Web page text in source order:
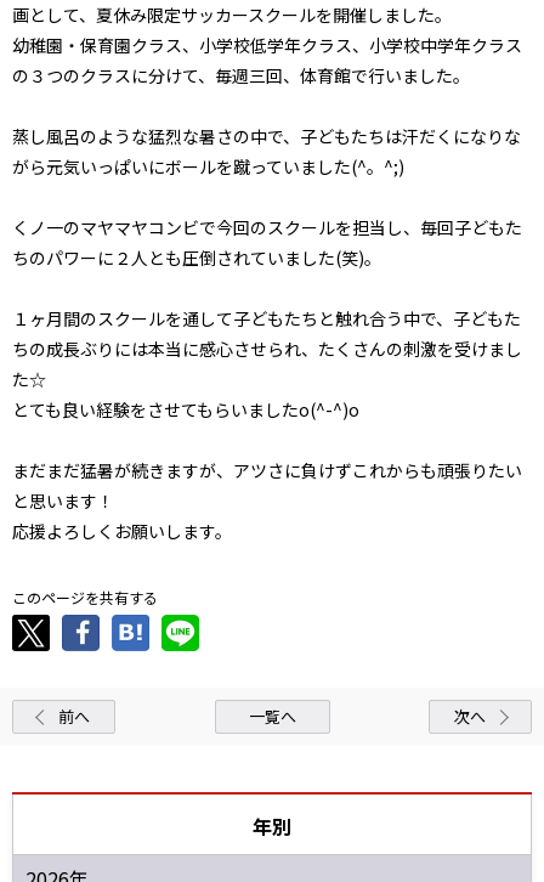
画として、夏休み限定サッカースクールを開催しました。
幼稚園・保育園クラス、小学校低学年クラス、小学校中学年クラス
の３つのクラスに分けて、毎週三回、体育館で行いました。
蒸し風呂のような猛烈な暑さの中で、子どもたちは汗だくになりな
がら元気いっぱいにボールを蹴っていました(^。^;)
くノ一のマヤマヤコンビで今回のスクールを担当し、毎回子どもた
ちのパワーに２人とも圧倒されていました(笑)。
１ヶ月間のスクールを通して子どもたちと触れ合う中で、子どもた
ちの成長ぶりには本当に感心させられ、たくさんの刺激を受けまし
た☆
とても良い経験をさせてもらいましたo(^-^)o
まだまだ猛暑が続きますが、アツさに負けずこれからも頑張りたい
と思います！
応援よろしくお願いします。
このページを共有する
前へ 一覧へ 次へ
年別